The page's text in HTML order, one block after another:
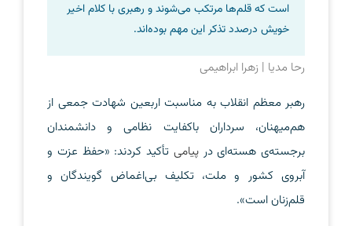
است که قلم‌ها مرتکب می‌شوند و رهبری با کلام اخیر
خویش درصدد تذکر این مهم بوده‌اند.
رحا مدیا | زهرا ابراهیمی
رهبر معظم انقلاب به مناسبت اربعین شهادت جمعی از
هم‌میهنان، سرداران باکفایت نظامی و دانشمندان
برجسته‌ی هسته‌ای درپیامی تأکید کردند: «حفظ عزت و
آبروی کشور و ملت، تکلیف بی‌اغماض گویندگان و
قلم‌زنان است».